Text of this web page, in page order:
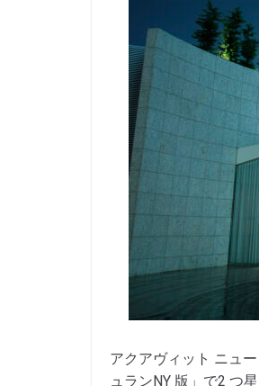
アクアヴィット ニュ
ュランNY 版」で2 つ